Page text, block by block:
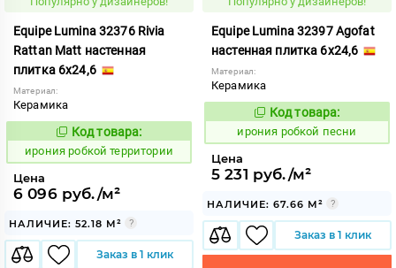
Equipe Lumina 32376 Rivia
Rattan Matt настенная
плитка 6x24,6
Материал:
Керамика
1103604
Код товара:
ирония робкой территории
Цена
6 096 руб./м²
НАЛИЧИЕ: 52.18 М²
Заказ в 1 клик
Equipe Lumina 32397 Agofat
настенная плитка 6x24,6
Материал:
Керамика
1103569
Код товара:
ирония робкой песни
Цена
5 231 руб./м²
НАЛИЧИЕ: 67.66 М²
Заказ в 1 клик